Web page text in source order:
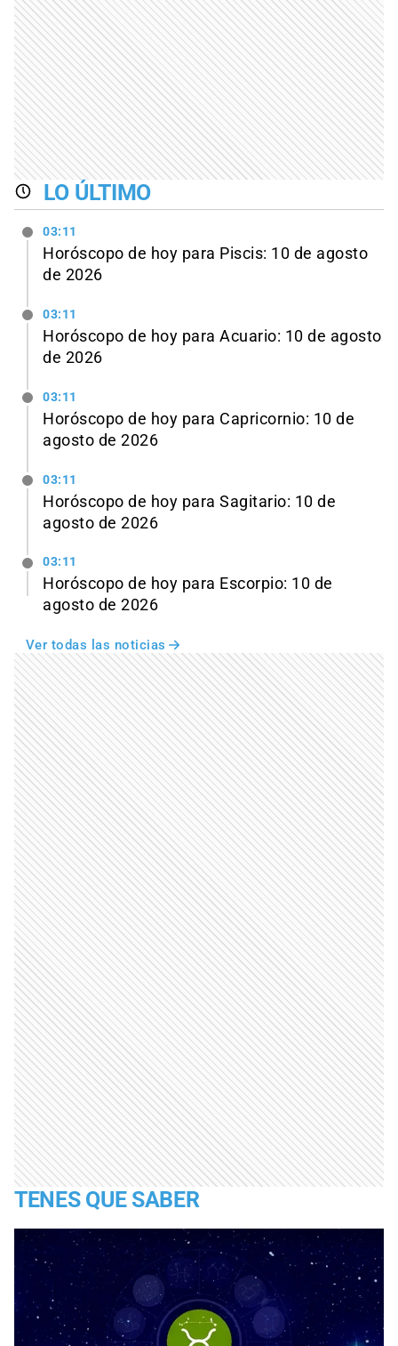
LO ÚLTIMO
03:11
Horóscopo de hoy para Piscis: 10 de agosto
de 2026
03:11
Horóscopo de hoy para Acuario: 10 de agosto
de 2026
03:11
Horóscopo de hoy para Capricornio: 10 de
agosto de 2026
03:11
Horóscopo de hoy para Sagitario: 10 de
agosto de 2026
03:11
Horóscopo de hoy para Escorpio: 10 de
agosto de 2026
Ver todas las noticias
TENES QUE SABER